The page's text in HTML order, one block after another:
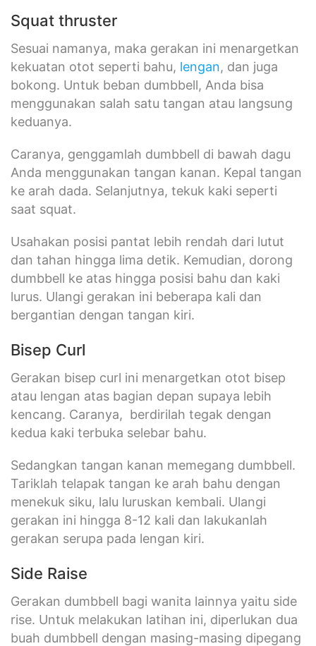
Squat thruster
Sesuai namanya, maka gerakan ini menargetkan
kekuatan otot seperti bahu, lengan, dan juga
bokong. Untuk beban dumbbell, Anda bisa
menggunakan salah satu tangan atau langsung
keduanya.
Caranya, genggamlah dumbbell di bawah dagu
Anda menggunakan tangan kanan. Kepal tangan
ke arah dada. Selanjutnya, tekuk kaki seperti
saat squat.
Usahakan posisi pantat lebih rendah dari lutut
dan tahan hingga lima detik. Kemudian, dorong
dumbbell ke atas hingga posisi bahu dan kaki
lurus. Ulangi gerakan ini beberapa kali dan
bergantian dengan tangan kiri.
Bisep Curl
Gerakan bisep curl ini menargetkan otot bisep
atau lengan atas bagian depan supaya lebih
kencang. Caranya, berdirilah tegak dengan
kedua kaki terbuka selebar bahu.
Sedangkan tangan kanan memegang dumbbell.
Tariklah telapak tangan ke arah bahu dengan
menekuk siku, lalu luruskan kembali. Ulangi
gerakan ini hingga 8-12 kali dan lakukanlah
gerakan serupa pada lengan kiri.
Side Raise
Gerakan dumbbell bagi wanita lainnya yaitu side
rise. Untuk melakukan latihan ini, diperlukan dua
buah dumbbell dengan masing-masing dipegang